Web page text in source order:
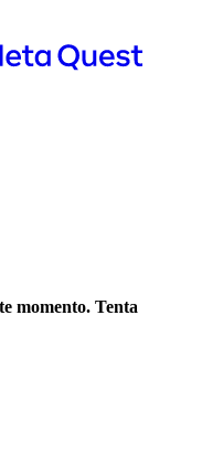
momento. Tenta